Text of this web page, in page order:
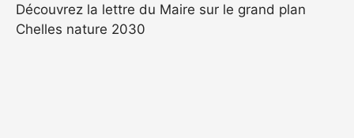
Découvrez la lettre du Maire sur le grand plan
Chelles nature 2030